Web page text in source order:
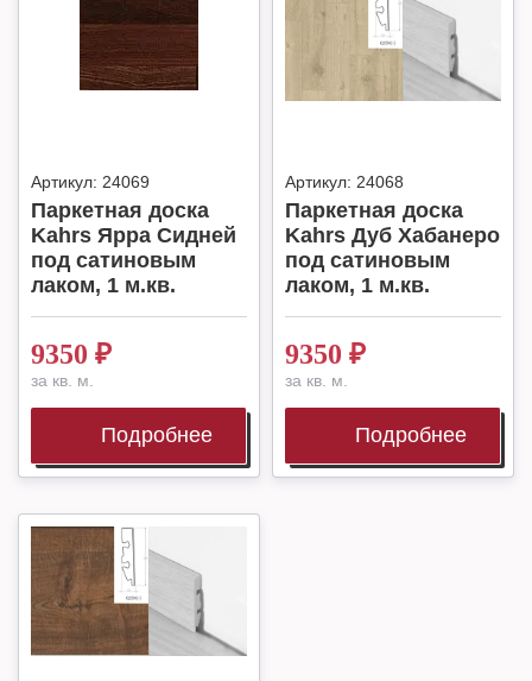
Артикул: 24069
Паркетная доска
Kahrs Ярра Сидней
под сатиновым
лаком, 1 м.кв.
9350 ₽
за кв. м.
Подробнее
Артикул: 24068
Паркетная доска
Kahrs Дуб Хабанеро
под сатиновым
лаком, 1 м.кв.
9350 ₽
за кв. м.
Подробнее